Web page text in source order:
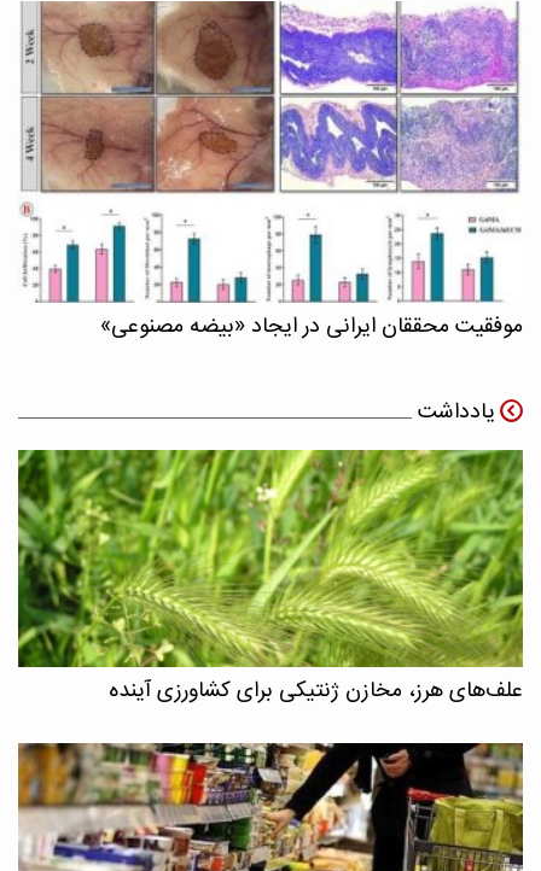
موفقیت محققان ایرانی در ایجاد «بیضه مصنوعی»
یادداشت
علف‌های هرز، مخازن ژنتیکی برای کشاورزی آینده